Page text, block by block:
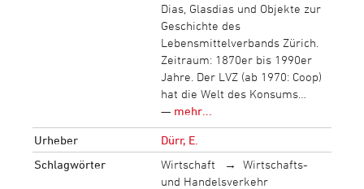
Dias, Glasdias und Objekte zur
Geschichte des
Lebensmittelverbands Zürich.
Zeitraum: 1870er bis 1990er
Jahre. Der LVZ (ab 1970: Coop)
hat die Welt des Konsums…
— mehr...
Urheber
Dürr, E.
Schlagwörter
Wirtschaft
Wirtschafts-
und Handelsverkehr